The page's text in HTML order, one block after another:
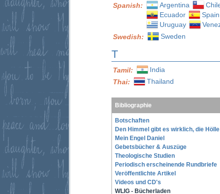
Spanish:
Argentina
Ecuador
Spain
Uruguay
Swedish:
Sweden
T
Tamil:
India
Thai:
Thailand
Bibliographie
Botschaften
Den Himmel gibt es wirklich, die
Mein Engel Daniel
Gebetsbücher & Auszüge
Theologische Studien
Periodisch erscheinende Rundbriefe
Veröffentlichte Artikel
Videos und CD's
WLIG - Bücherladen